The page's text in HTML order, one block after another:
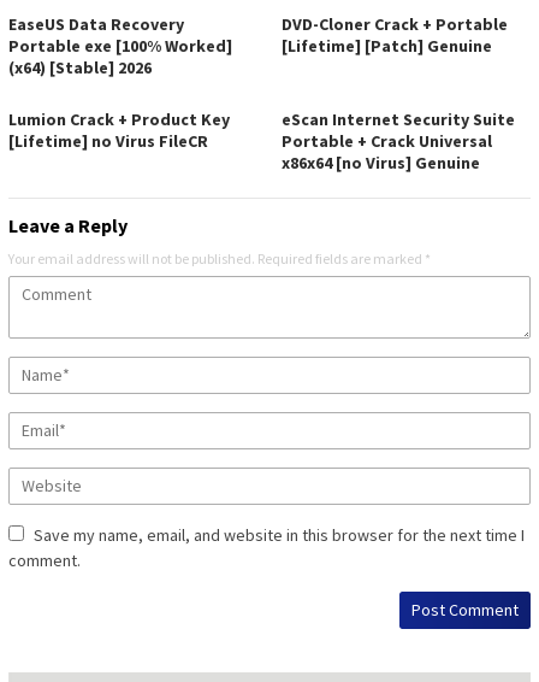
EaseUS Data Recovery
Portable exe [100% Worked]
(x64) [Stable] 2026
DVD-Cloner Crack + Portable
[Lifetime] [Patch] Genuine
Lumion Crack + Product Key
[Lifetime] no Virus FileCR
eScan Internet Security Suite
Portable + Crack Universal
x86x64 [no Virus] Genuine
Leave a Reply
Your email address will not be published. Required fields are marked *
Save my name, email, and website in this browser for the next time I
comment.